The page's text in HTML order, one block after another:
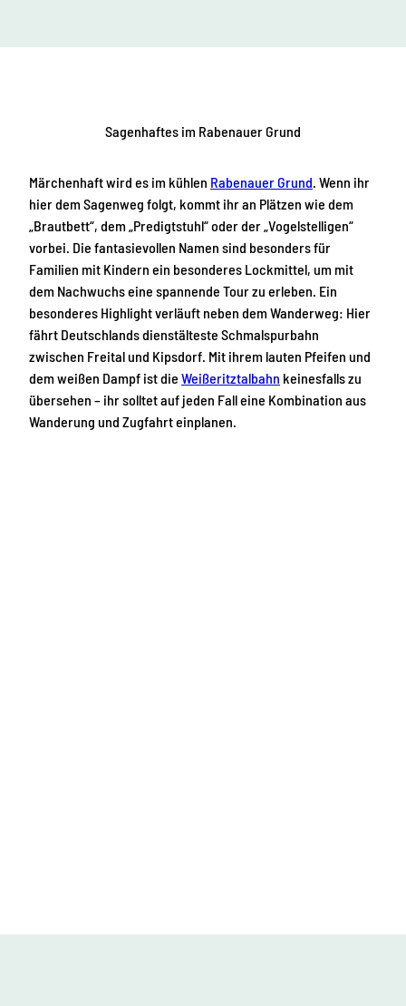
Sagenhaftes im Rabenauer Grund
Märchenhaft wird es im kühlen Rabenauer Grund. Wenn ihr
hier dem Sagenweg folgt, kommt ihr an Plätzen wie dem
„Brautbett“, dem „Predigtstuhl“ oder der „Vogelstelligen“
vorbei. Die fantasievollen Namen sind besonders für
Familien mit Kindern ein besonderes Lockmittel, um mit
dem Nachwuchs eine spannende Tour zu erleben. Ein
besonderes Highlight verläuft neben dem Wanderweg: Hier
fährt Deutschlands dienstälteste Schmalspurbahn
zwischen Freital und Kipsdorf. Mit ihrem lauten Pfeifen und
dem weißen Dampf ist die Weißeritztalbahn keinesfalls zu
übersehen – ihr solltet auf jeden Fall eine Kombination aus
Wanderung und Zugfahrt einplanen.